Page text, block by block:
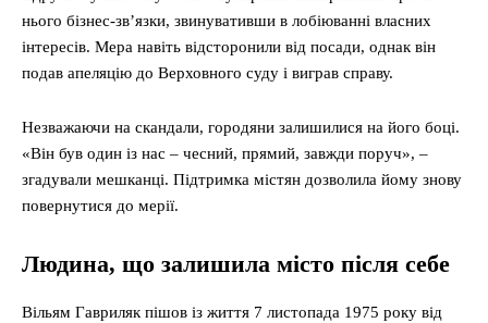
нього бізнес-зв’язки, звинувативши в лобіюванні власних
інтересів. Мера навіть відсторонили від посади, однак він
подав апеляцію до Верховного суду і виграв справу.
Незважаючи на скандали, городяни залишилися на його боці.
«Він був один із нас – чесний, прямий, завжди поруч», –
згадували мешканці. Підтримка містян дозволила йому знову
повернутися до мерії.
Людина, що залишила місто після себе
Вільям Гавриляк пішов із життя 7 листопада 1975 року від